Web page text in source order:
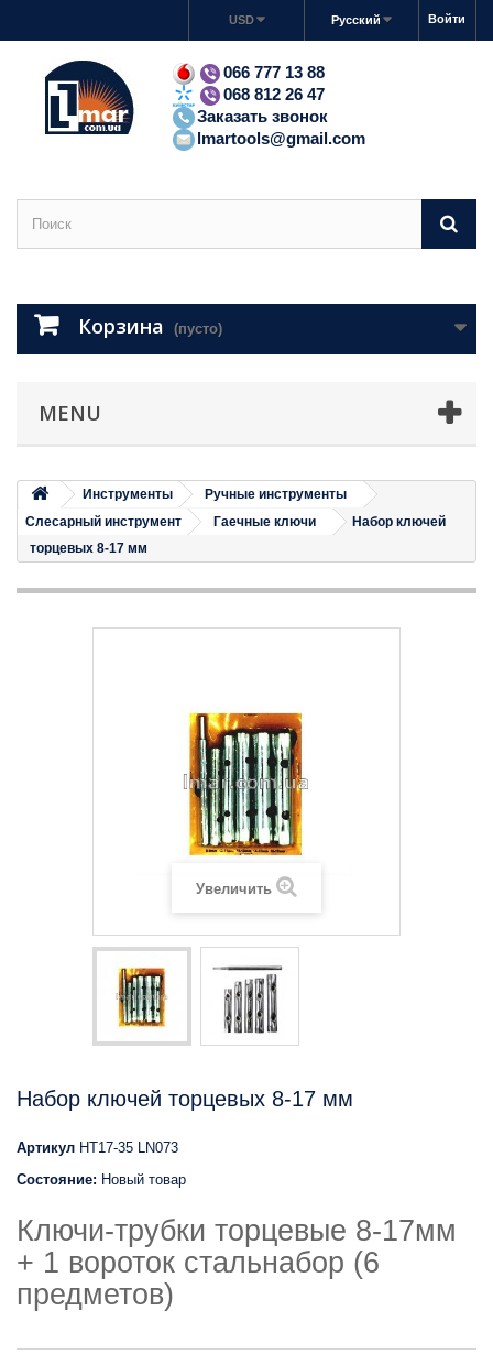
Войти
Русский
USD
066 777 13 88
068 812 26 47
Заказать звонок
lmartools@gmail.com
Корзина (пусто)
MENU
Инструменты
Ручные инструменты
Слесарный инструмент
Гаечные ключи
Набор ключей
торцевых 8-17 мм
Увеличить
Набор ключей торцевых 8-17 мм
Артикул HT17-35 LN073
Состояние: Новый товар
Ключи-трубки торцевые 8-17мм
+ 1 вороток стальнабор (6
предметов)